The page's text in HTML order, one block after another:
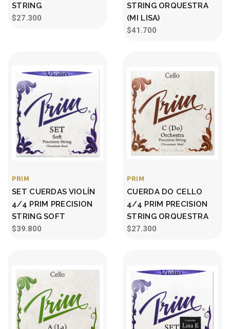
STRING
$27.300
STRING ORQUESTRA
(MI LISA)
$41.700
PRIM
SET CUERDAS VIOLÍN
4/4 PRIM PRECISION
STRING SOFT
$39.800
PRIM
CUERDA DO CELLO
4/4 PRIM PRECISION
STRING ORQUESTRA
$27.300